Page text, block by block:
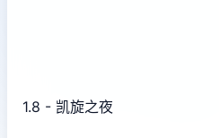
1.8 - 凯旋之夜